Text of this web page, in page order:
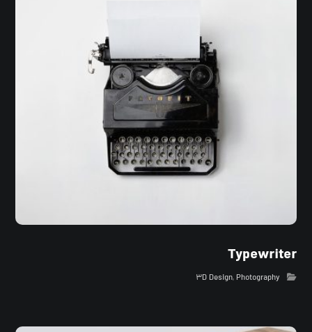
Typewriter
۳D Design, Photography